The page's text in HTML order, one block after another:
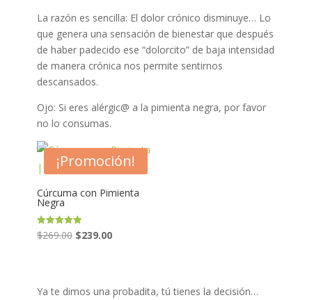
La razón es sencilla: El dolor crónico disminuye… Lo
que genera una sensación de bienestar que después
de haber padecido ese “dolorcito” de baja intensidad
de manera crónica nos permite sentirnos
descansados.
Ojo: Si eres alérgic@ a la pimienta negra, por favor
no lo consumas.
¡Promoción!
Cúrcuma con Pimienta
Negra
Valorado en
5.00
$269.00 Original
$269.00.
$239.00Current
$239.00.
Ya te dimos una probadita, tú tienes la decisión…